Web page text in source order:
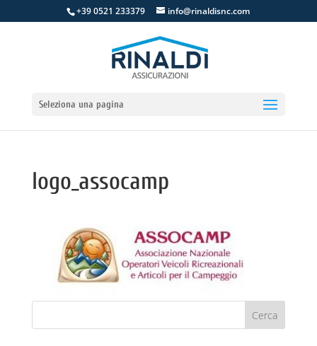
+39 0521 233379 info@rinaldisnc.com
Seleziona una pagina
logo_assocamp